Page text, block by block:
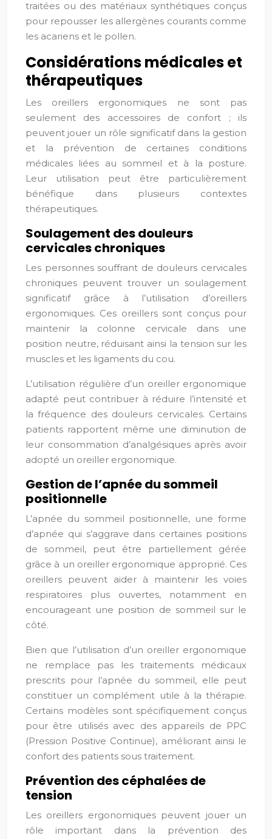
traitées ou des matériaux synthétiques conçus
pour repousser les allergènes courants comme
les acariens et le pollen.
Considérations médicales et
thérapeutiques
Les oreillers ergonomiques ne sont pas
seulement des accessoires de confort ; ils
peuvent jouer un rôle significatif dans la gestion
et la prévention de certaines conditions
médicales liées au sommeil et à la posture.
Leur utilisation peut être particulièrement
bénéfique dans plusieurs contextes
thérapeutiques.
Soulagement des douleurs
cervicales chroniques
Les personnes souffrant de douleurs cervicales
chroniques peuvent trouver un soulagement
significatif grâce à l’utilisation d’oreillers
ergonomiques. Ces oreillers sont conçus pour
maintenir la colonne cervicale dans une
position neutre, réduisant ainsi la tension sur les
muscles et les ligaments du cou.
L’utilisation régulière d’un oreiller ergonomique
adapté peut contribuer à réduire l’intensité et
la fréquence des douleurs cervicales. Certains
patients rapportent même une diminution de
leur consommation d’analgésiques après avoir
adopté un oreiller ergonomique.
Gestion de l’apnée du sommeil
positionnelle
L’apnée du sommeil positionnelle, une forme
d’apnée qui s’aggrave dans certaines positions
de sommeil, peut être partiellement gérée
grâce à un oreiller ergonomique approprié. Ces
oreillers peuvent aider à maintenir les voies
respiratoires plus ouvertes, notamment en
encourageant une position de sommeil sur le
côté.
Bien que l’utilisation d’un oreiller ergonomique
ne remplace pas les traitements médicaux
prescrits pour l’apnée du sommeil, elle peut
constituer un complément utile à la thérapie.
Certains modèles sont spécifiquement conçus
pour être utilisés avec des appareils de PPC
(Pression Positive Continue), améliorant ainsi le
confort des patients sous traitement.
Prévention des céphalées de
tension
Les oreillers ergonomiques peuvent jouer un
rôle important dans la prévention des